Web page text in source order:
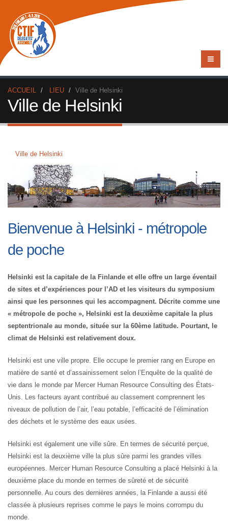
ACCUEIL LIEU Ville de Helsinki
Ville de Helsinki
Ville de Helsinki
Bienvenue à Helsinki - métropole
de poche
Helsinki est la capitale de la Finlande et elle offre un large éventail
de sites et d’expériences pour l’AD et les visiteurs du symposium
ainsi que les personnes qui les accompagnent. Décrite comme une
« métropole de poche », Helsinki est la deuxième capitale la plus
septentrionale au monde, située sur la 60ème latitude. Pourtant, le
climat de Helsinki est relativement doux.
Helsinki est une ville propre. Elle occupe le premier rang en Europe en
matière de santé et d’assainissement selon l’Enquête de la qualité de
vie dans le monde par Mercer Human Resource Consulting des États-
Unis. Les facteurs ayant contribué au classement comprennent les
niveaux de pollution de l’air, l’eau potable, l’efficacité de l’élimination
des déchets et le système des eaux usées.
Helsinki est également une ville sûre. En termes de sécurité perçue,
Helsinki est la deuxième ville la plus sûre parmi les grandes villes
européennes. Mercer Human Resource Consulting a placé Helsinki à la
deuxième place du monde en termes de sûreté et de sécurité
personnelle. Au cours des dernières années, la Finlande a aussi été
classée à plusieurs reprises comme le pays le moins corrompu du
monde.